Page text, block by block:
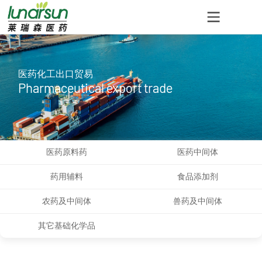
医药化工出口贸易
Pharmaceutical export trade
医药原料药 医药中间体
药用辅料 食品添加剂
农药及中间体 兽药及中间体
其它基础化学品